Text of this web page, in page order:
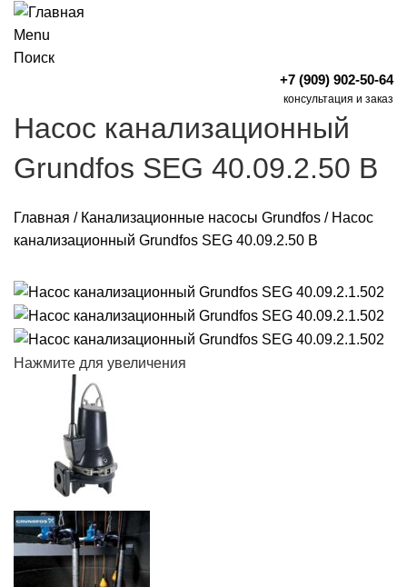
Menu
Поиск
+7 (909) 902-50-64
консультация и заказ
Насос канализационный
Grundfos SEG 40.09.2.50 B
Главная / Канализационные насосы Grundfos / Насос
канализационный Grundfos SEG 40.09.2.50 B
Нажмите для увеличения